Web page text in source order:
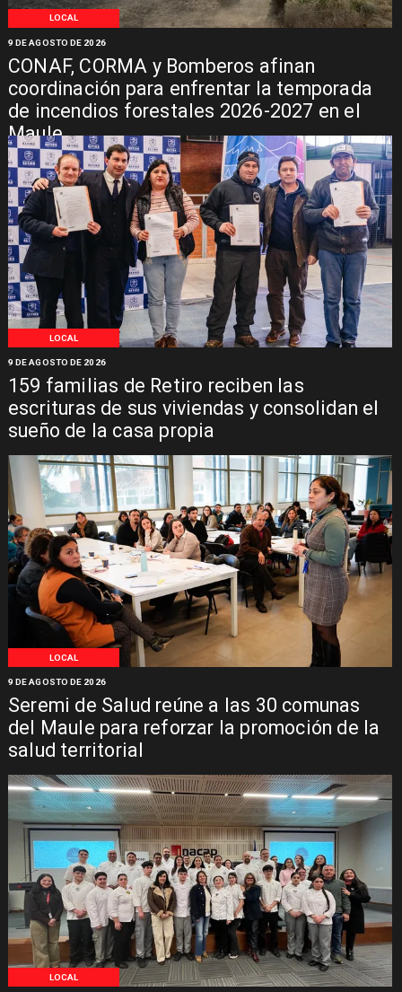
LOCAL
CONAF, CORMA y Bomberos afinan
coordinación para enfrentar la temporada
de incendios forestales 2026-2027 en el
Maule
9 DE AGOSTO DE 2026
LOCAL
159 familias de Retiro reciben las
escrituras de sus viviendas y consolidan el
sueño de la casa propia
9 DE AGOSTO DE 2026
LOCAL
Seremi de Salud reúne a las 30 comunas
del Maule para reforzar la promoción de la
salud territorial
9 DE AGOSTO DE 2026
LOCAL